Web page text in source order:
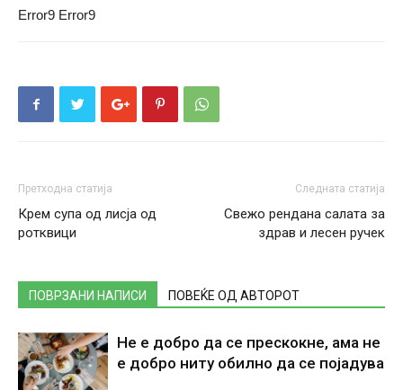
Error9 Error9
Претходна статија
Крем супа од лисја од
ротквици
Следната статија
Свежо рендана салата за
здрав и лесен ручек
ПОВРЗАНИ НАПИСИ ПОВЕЌЕ ОД АВТОРОТ
Не е добро да се прескокне, ама не
е добро ниту обилно да се појадува